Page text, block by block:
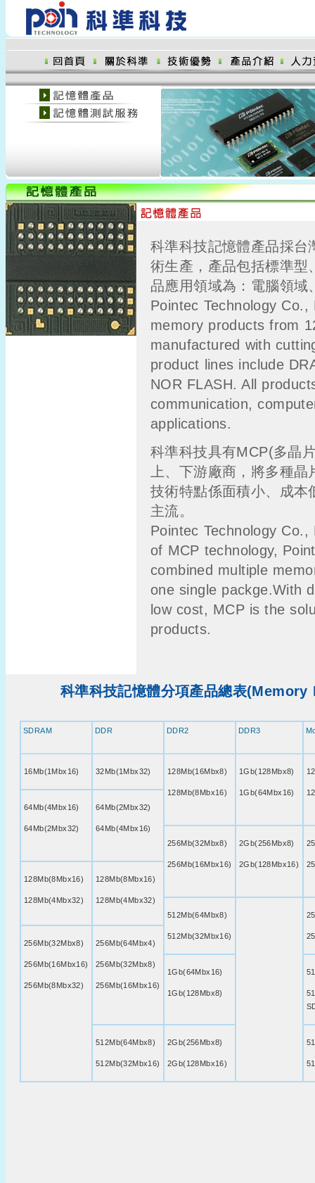
科準科技記憶體產品採台
術生產，產品包括標準型
品應用領域為：電腦領域
Pointec Technology
memory products from
manufactured with
product lines include
NOR FLASH. All
communication,
applications.
科準科技具有MCP(多晶
上、下游廠商，將多種
技術特點係面積小、成
主流。
Pointec Technology
of MCP technology,
combined multiple
one single packge.With
low cost, MCP is the
products.
科準科技記憶體分項產品總表
SDRAM DDR DDR2 DDR3
16Mb(1Mbx16) 32Mb(1Mbx32) 128Mb(16Mbx8)
128Mb(8Mbx16)
1Gb(128Mbx8)
1Gb(64Mbx16)
64Mb(4Mbx16)
64Mb(2Mbx32)
64Mb(2Mbx32)
64Mb(4Mbx16)
256Mb(32Mbx8)
256Mb(16Mbx16)
2Gb(256Mbx8)
2Gb(128Mbx16)
128Mb(8Mbx16)
128Mb(4Mbx32)
128Mb(8Mbx16)
128Mb(4Mbx32)
512Mb(64Mbx8)
512Mb(32Mbx16)
256Mb(32Mbx8)
256Mb(16Mbx16)
256Mb(8Mbx32)
256Mb(64Mbx4)
256Mb(32Mbx8)
256Mb(16Mbx16)
1Gb(64Mbx16)
1Gb(128Mbx8)
512Mb(64Mbx8)
512Mb(32Mbx16)
2Gb(256Mbx8)
2Gb(128Mbx16)